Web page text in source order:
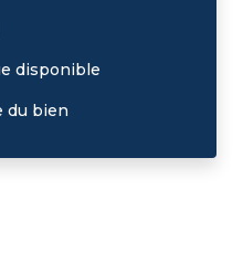
disponible
du bien